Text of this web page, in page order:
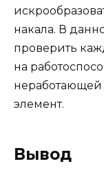
накала. В
проверить
на
неработающей
элемент.
Вывод